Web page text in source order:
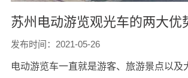
苏州电动游览观光车的两大优
发布时间：2021-05-26
电动游览车一直就是游客、旅游景点以及